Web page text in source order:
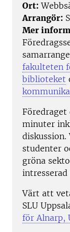
Ort:
Arrangör:
Mer
fakulteten
biblioteket
Föredraget
minuter
studenter
gröna
Värt att
SLU
för Alnarp,